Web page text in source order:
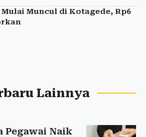
Muncul di Kotagede, Rp6
Lainnya
Pegawai Naik